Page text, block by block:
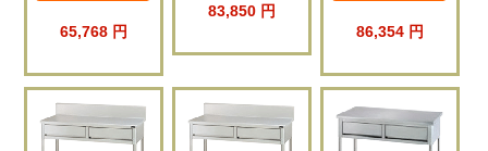
65,768 円
83,850 円
86,354 円